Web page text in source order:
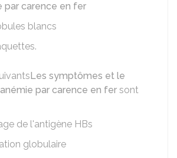
par carence en fer
blancs
Les symptômes et le
par carence en fer sont
de l'antigène HBs
globulaire